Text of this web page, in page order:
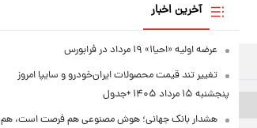
آخرین اخبار
عرضه اولیه «احیا۱» ۱۹ مرداد در فرابورس
تغییر تند قیمت محصولات ایران‌خودرو و سایپا امروز
پنجشنبه ۱۵ مرداد ۱۴۰۵ +جدول
هشدار بانک جهانی؛ هوش مصنوعی هم فرصت است، هم